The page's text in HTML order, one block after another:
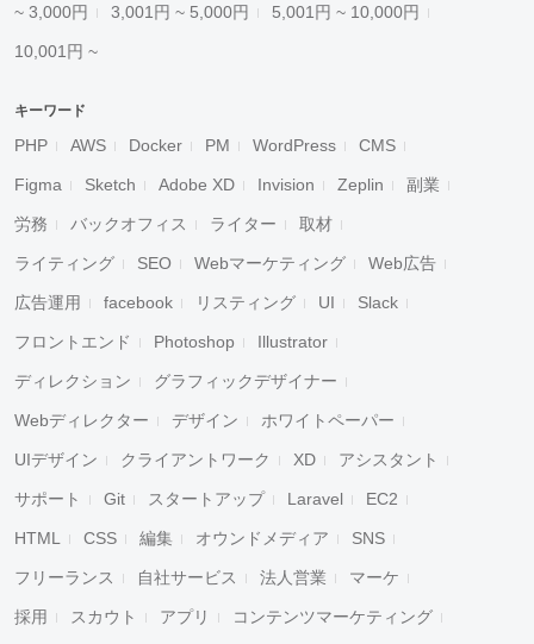
~ 3,000円 3,001円 ~ 5,000円 5,001円 ~ 10,000円
10,001円 ~
キーワード
PHP AWS Docker PM WordPress CMS
Figma Sketch Adobe XD Invision Zeplin 副業
労務 バックオフィス ライター 取材
ライティング SEO Webマーケティング Web広告
広告運用 facebook リスティング UI Slack
フロントエンド Photoshop Illustrator
ディレクション グラフィックデザイナー
Webディレクター デザイン ホワイトペーパー
UIデザイン クライアントワーク XD アシスタント
サポート Git スタートアップ Laravel EC2
HTML CSS 編集 オウンドメディア SNS
フリーランス 自社サービス 法人営業 マーケ
採用 スカウト アプリ コンテンツマーケティング